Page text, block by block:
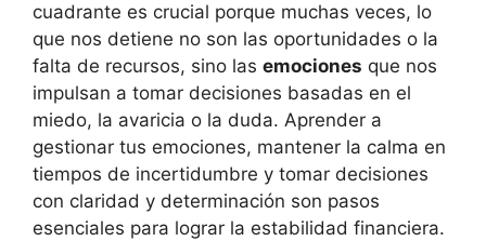
cuadrante es crucial porque muchas veces, lo
que nos detiene no son las oportunidades o la
falta de recursos, sino las emociones que nos
impulsan a tomar decisiones basadas en el
miedo, la avaricia o la duda. Aprender a
gestionar tus emociones, mantener la calma en
tiempos de incertidumbre y tomar decisiones
con claridad y determinación son pasos
esenciales para lograr la estabilidad financiera.